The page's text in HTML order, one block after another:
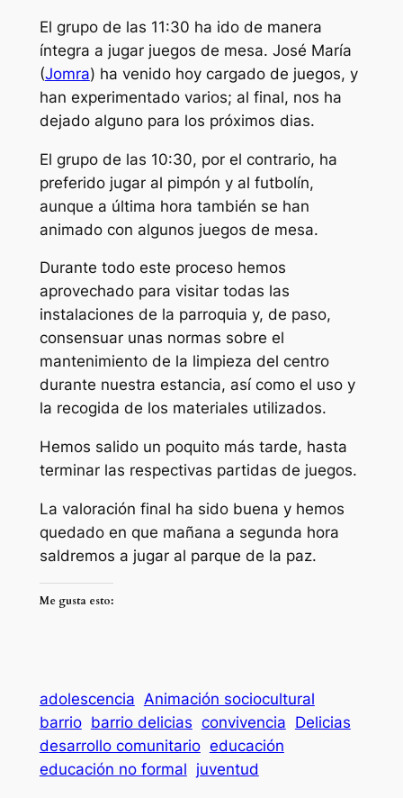
El grupo de las 11:30 ha ido de manera
íntegra a jugar juegos de mesa. José María
(Jomra) ha venido hoy cargado de juegos, y
han experimentado varios; al final, nos ha
dejado alguno para los próximos dias.
El grupo de las 10:30, por el contrario, ha
preferido jugar al pimpón y al futbolín,
aunque a última hora también se han
animado con algunos juegos de mesa.
Durante todo este proceso hemos
aprovechado para visitar todas las
instalaciones de la parroquia y, de paso,
consensuar unas normas sobre el
mantenimiento de la limpieza del centro
durante nuestra estancia, así como el uso y
la recogida de los materiales utilizados.
Hemos salido un poquito más tarde, hasta
terminar las respectivas partidas de juegos.
La valoración final ha sido buena y hemos
quedado en que mañana a segunda hora
saldremos a jugar al parque de la paz.
Me gusta esto:
adolescencia Animación sociocultural
barrio barrio delicias convivencia Delicias
desarrollo comunitario educación
educación no formal juventud